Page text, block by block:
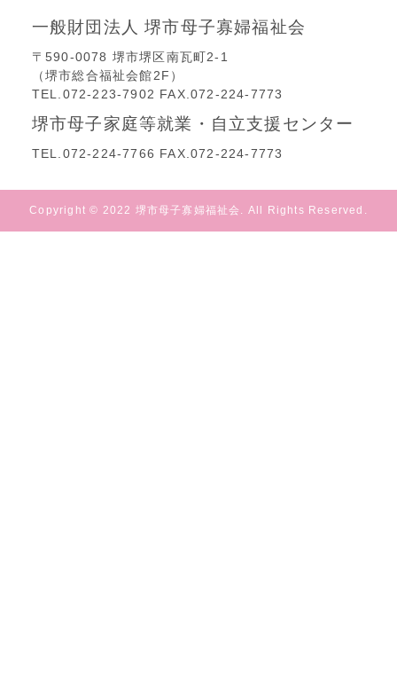
一般財団法人 堺市母子寡婦福祉会
〒590-0078 堺市堺区南瓦町2-1
（堺市総合福祉会館2F）
TEL.072-223-7902 FAX.072-224-7773
堺市母子家庭等就業・自立支援センター
TEL.072-224-7766 FAX.072-224-7773
Copyright © 2022 堺市母子寡婦福祉会. All Rights Reserved.